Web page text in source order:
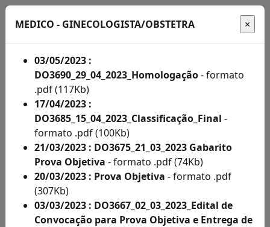
Início
Administração
Concursos
Concursos
Acompanhe
aqui
MEDICO - GINECOLOGISTA/OBSTETRA
03/05/2023 :
DO3690_29_04_2023_Homologação- formato
.pdf (117Kb)
17/04/2023 :
DO3685_15_04_2023_Classificação_Final -
formato .pdf (100Kb)
21/03/2023 : DO3675_21_03_2023 Gabarito
Prova Objetiva - formato .pdf (74Kb)
20/03/2023 : Prova Objetiva - formato .pdf
(307Kb)
03/03/2023 : DO3667_02_03_2023_Edital de
Convocação para Prova Objetiva e Entrega de